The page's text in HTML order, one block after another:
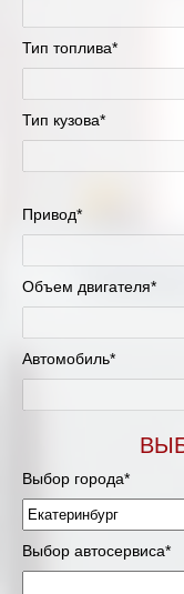
Тип топлива*
Тип кузова*
Привод*
Объем двигателя*
Автомобиль*
Выбор города*
Выбор автосервиса*